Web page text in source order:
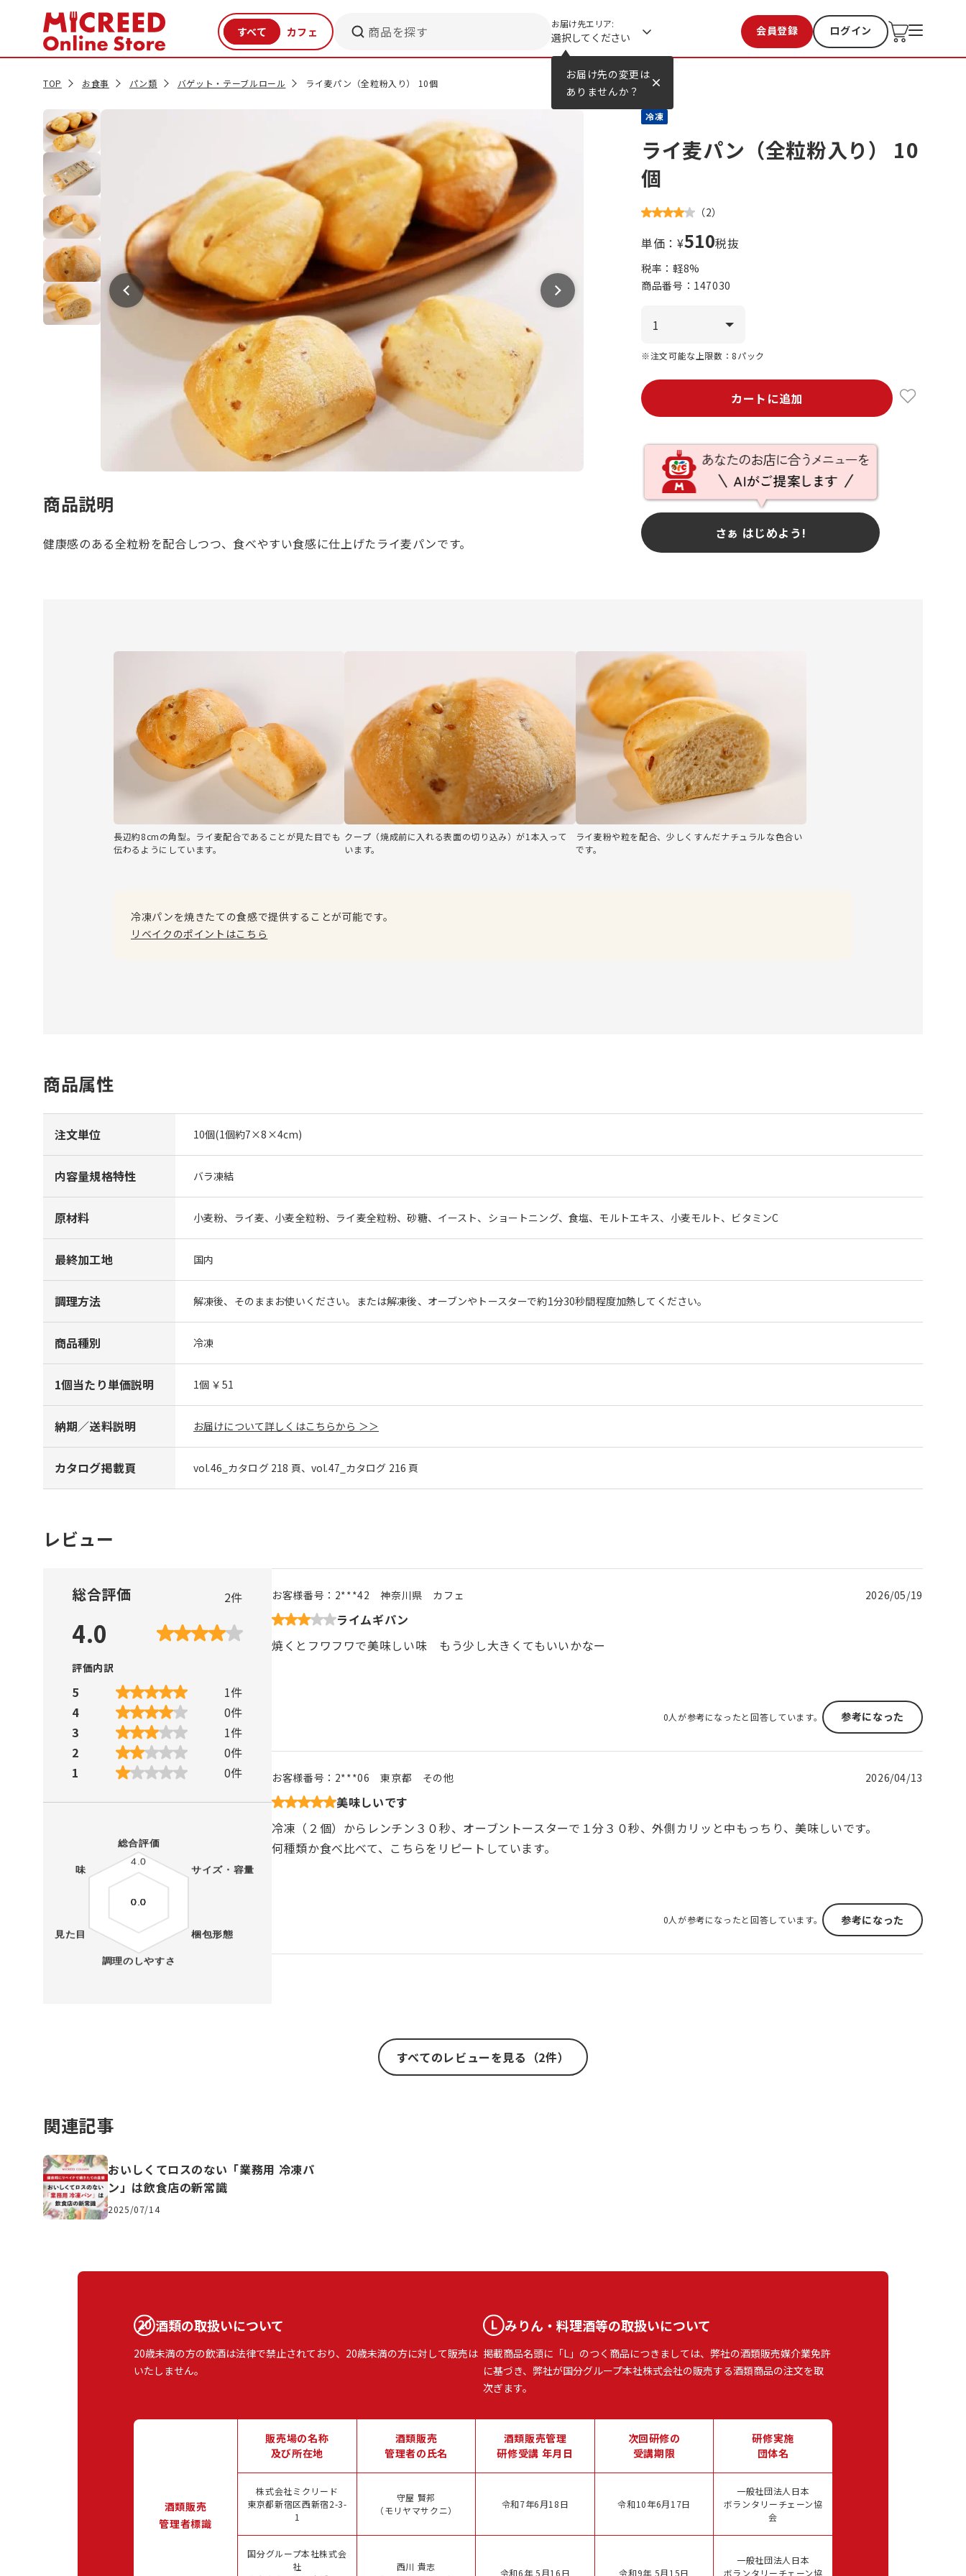
お届け先の変更は
ありませんか？
商品を探す お届け先エリア:
選択してください 会員登録 ログイン
お気に入り 過去購入
TOP お食事 パン類 バゲット・テーブルロール ライ麦パン（全粒粉入り） 10個
冷凍
ライ麦パン（全粒粉入り） 10
個
（2）
単価：¥510税抜
税率：軽8%
商品番号： 147030
※注文可能な上限数：8パック
カートに追加
さぁ はじめよう!
商品説明
健康感のある全粒粉を配合しつつ、食べやすい食感に仕上げたライ麦パンです。
長辺約8cmの角型。ライ麦配合であることが見た目でも
伝わるようにしています。
クープ（焼成前に入れる表面の切り込み）が1本入って
います。
ライ麦粉や粒を配合、少しくすんだナチュラルな色合い
です。
冷凍パンを焼きたての食感で提供することが可能です。
リベイクのポイントはこちら
商品属性
注文単位 10個(1個約7×8×4cm)
内容量規格特性 バラ凍結
原材料 小麦粉、ライ麦、小麦全粒粉、ライ麦全粒粉、砂糖、イースト、ショートニング、食塩、モルトエキス、小麦モルト、ビタミンC
最終加工地 国内
調理方法 解凍後、そのままお使いください。または解凍後、オーブンやトースターで約1分30秒間程度加熱してください。
商品種別 冷凍
1個当たり単価説明 1個 ￥51
納期／送料説明 お届けについて詳しくはこちらから ＞＞
カタログ掲載頁 vol.46_カタログ 218 頁、vol.47_カタログ 216 頁
レビュー
総合評価 2件
4.0
評価内訳
5 1件
4
0件
3
1件
2
0件
1
0件
お客様番号： 2***42 神奈川県 カフェ 2026/05/19
ライムギパン
焼くとフワフワで美味しい味 もう少し大きくてもいいかなー
0人が参考になったと回答しています。 参考になった
お客様番号： 2***06 東京都 その他 2026/04/13
美味しいです
冷凍（２個）からレンチン３０秒、オーブントースターで１分３０秒、外側カリッと中もっちり、美味しいです。
何種類か食べ比べて、こちらをリピートしています。
0人が参考になったと回答しています。 参考になった
すべてのレビューを見る（2件）
関連記事
おいしくてロスのない「業務用 冷凍パ
ン」は飲食店の新常識
2025/07/14
酒類の取扱いについて
20歳未満の方の飲酒は法律で禁止されており、20歳未満の方に対して販売は
いたしません。
みりん・料理酒等の取扱いについて
掲載商品名頭に「L」のつく商品につきましては、弊社の酒類販売媒介業免許
に基づき、弊社が国分グループ本社株式会社の販売する酒類商品の注文を取
次ぎます。
酒類販売
管理者標識
販売場の名称
及び所在地
酒類販売
管理者の氏名
酒類販売管理
研修受講 年月日
次回研修の
受講期限
研修実施
団体名
株式会社ミクリード
東京都新宿区西新宿2-3-
1
守屋 賢邦
（モリヤマサクニ）
令和7年6月18日 令和10年6月17日
一般社団法人日本
ボランタリーチェーン協
会
国分グループ本社株式会
社
西川 貴志
令和6年 5月16日 令和9年 5月15日
一般社団法人日本
ボランタリーチェーン協